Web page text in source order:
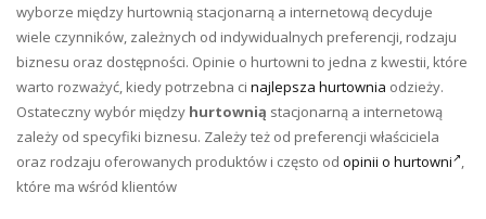
wyborze między hurtownią stacjonarną a internetową decyduje
wiele czynników, zależnych od indywidualnych preferencji, rodzaju
biznesu oraz dostępności. Opinie o hurtowni to jedna z kwestii, które
warto rozważyć, kiedy potrzebna ci najlepsza hurtownia odzieży.
Ostateczny wybór między hurtownią stacjonarną a internetową
zależy od specyfiki biznesu. Zależy też od preferencji właściciela
oraz rodzaju oferowanych produktów i często od opinii o hurtowni ,
które ma wśród klientów